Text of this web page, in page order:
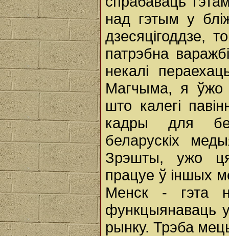
над гэтым у
дзесяцігоддзе,
патрэбна
некалі
Магчыма, я ўжо
што калегі
кадры для
беларускіх
Зрэшты, ужо
працуе ў іншых
Менск - гэта
функцыянаваць
рынку. Трэба